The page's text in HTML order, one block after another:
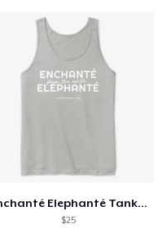
Enchanté Elephanté Tanktop
$25